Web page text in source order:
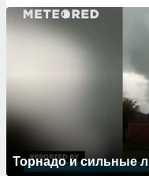
Торнадо и сильные